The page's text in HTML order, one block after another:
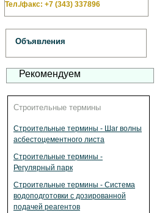
Тел./факс: +7 (343) 337896
Объявления
Рекомендуем
Строительные термины
Строительные термины - Шаг волны
асбестоцементного листа
Строительные термины -
Регулярный парк
Строительные термины - Система
водоподготовки с дозированной
подачей реагентов